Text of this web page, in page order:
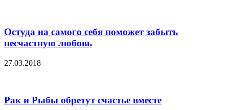
Остуда на самого себя поможет забыть
несчастную любовь
27.03.2018
Рак и Рыбы обретут счастье вместе